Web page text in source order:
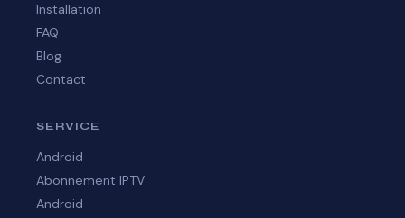
Installation
FAQ
Blog
Contact
SERVICE
Android
Abonnement IPTV
Android